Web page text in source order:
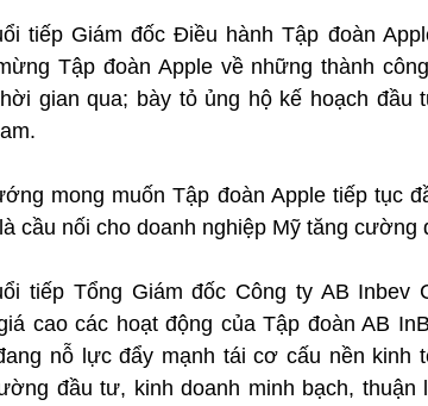
tiếp Giám đốc Điều hành Tập đoàn
Tập đoàn Apple về những thành
gian qua; bày tỏ ủng hộ kế hoạch
mong muốn Tập đoàn Apple tiếp tục
cầu nối cho doanh nghiệp Mỹ tăng
tiếp Tổng Giám đốc Công ty AB Inbev
cao các hoạt động của Tập đoàn AB
nỗ lực đẩy mạnh tái cơ cấu nền kinh
đầu tư, kinh doanh minh bạch,